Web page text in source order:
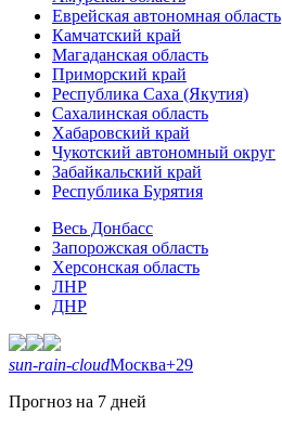
Еврейская автономная область
Камчатский край
Магаданская область
Приморский край
Республика Саха (Якутия)
Сахалинская область
Хабаровский край
Чукотский автономный округ
Забайкальский край
Республика Бурятия
Весь Донбасс
Запорожская область
Херсонская область
ЛНР
ДНР
sun-rain-cloudМосква+29
Прогноз на 7 дней